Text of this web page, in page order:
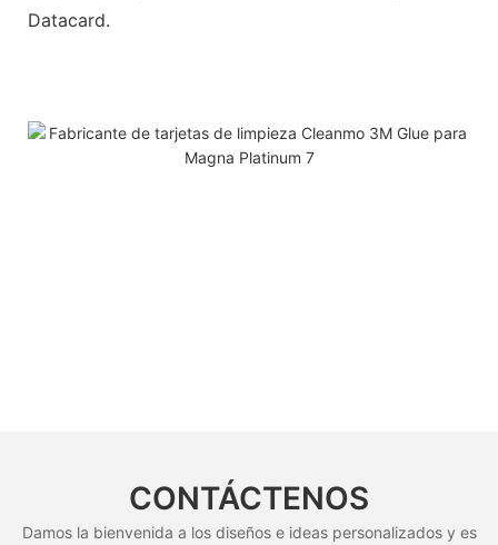
Datacard.
CONTÁCTENOS
Damos la bienvenida a los diseños e ideas personalizados y es